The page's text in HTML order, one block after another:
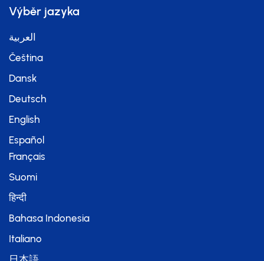
Výběr jazyka
العربية
Čeština
Dansk
Deutsch
English
Español
Français
Suomi
हिन्दी
Bahasa Indonesia
Italiano